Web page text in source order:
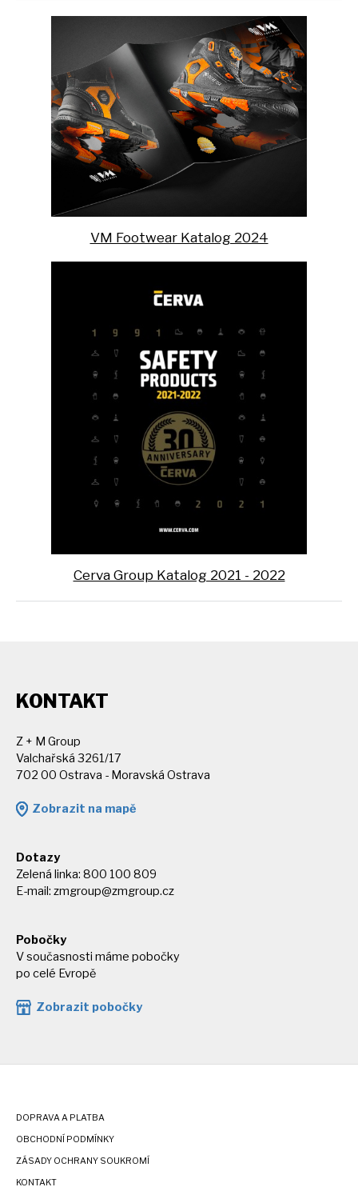
VM Footwear Katalog 2024
Cerva Group Katalog 2021 - 2022
KONTAKT
Z + M Group
Valchařská 3261/17
702 00 Ostrava - Moravská Ostrava
Zobrazit na mapě
Dotazy
Zelená linka: 800 100 809
E-mail: zmgroup@zmgroup.cz
Pobočky
V současnosti máme pobočky
po celé Evropě
Zobrazit pobočky
DOPRAVA A PLATBA
OBCHODNÍ PODMÍNKY
ZÁSADY OCHRANY SOUKROMÍ
KONTAKT